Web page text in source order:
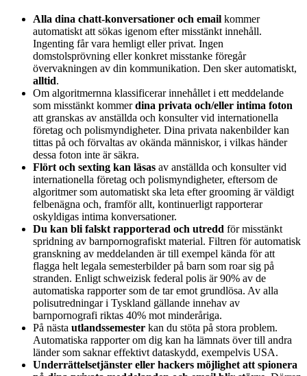
Alla dina chatt-konversationer och email kommer
automatiskt att sökas igenom efter misstänkt innehåll.
Ingenting får vara hemligt eller privat. Ingen
domstolsprövning eller konkret misstanke föregår
övervakningen av din kommunikation. Den sker automatiskt,
alltid.
Om algoritmernna klassificerar innehållet i ett meddelande
som misstänkt kommerdina privata och/eller intima foton
att granskas av anställda och konsulter vid internationella
företag och polismyndigheter. Dina privata nakenbilder kan
tittas på och förvaltas av okända människor, i vilkas händer
dessa foton inte är säkra.
Flört och sexting kan läsas av anställda och konsulter vid
internationella företag och polismyndigheter, eftersom de
algoritmer som automatiskt ska leta efter grooming är väldigt
felbenägna och, framför allt, kontinuerligt rapporterar
oskyldigas intima konversationer.
Du kan bli falskt rapporterad och utredd för misstänkt
spridning av barnpornografiskt material. Filtren för automatisk
granskning av meddelanden är till exempel kända för att
flagga helt legala semesterbilder på barn som roar sig på
stranden. Enligt schweizisk federal polis är 90% av de
automatiska rapporter som de tar emot grundlösa. Av alla
polisutredningar i Tyskland gällande innehav av
barnpornografi riktas 40% mot minderåriga.
På nästa utlandssemester kan du stöta på stora problem.
Automatiska rapporter om dig kan ha lämnats över till andra
länder som saknar effektivt dataskydd, exempelvis USA.
Underrättelsetjänster eller hackers möjlighet att spionera